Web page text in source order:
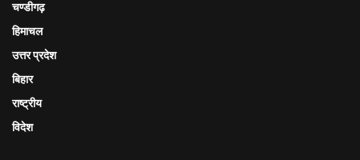
चण्डीगढ़
हिमाचल
उत्तर प्रदेश
बिहार
राष्ट्रीय
विदेश